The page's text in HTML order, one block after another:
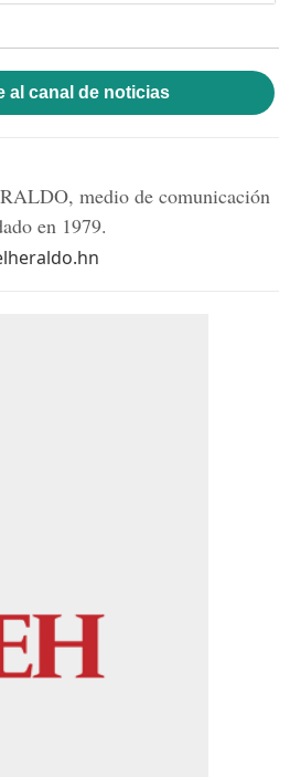
al canal de noticias
medio de comunicación
en 1979.